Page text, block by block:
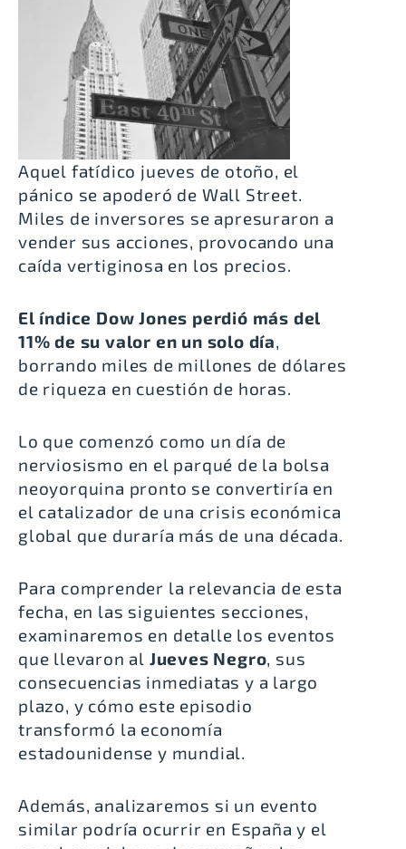
Aquel fatídico jueves de otoño, el
pánico se apoderó de Wall Street.
Miles de inversores se apresuraron a
vender sus acciones, provocando una
caída vertiginosa en los precios.
El índice Dow Jones perdió más del
11% de su valor en un solo día,
borrando miles de millones de dólares
de riqueza en cuestión de horas.
Lo que comenzó como un día de
nerviosismo en el parqué de la bolsa
neoyorquina pronto se convertiría en
el catalizador de una crisis económica
global que duraría más de una década.
Para comprender la relevancia de esta
fecha, en las siguientes secciones,
examinaremos en detalle los eventos
que llevaron al Jueves Negro, sus
consecuencias inmediatas y a largo
plazo, y cómo este episodio
transformó la economía
estadounidense y mundial.
Además, analizaremos si un evento
similar podría ocurrir en España y el